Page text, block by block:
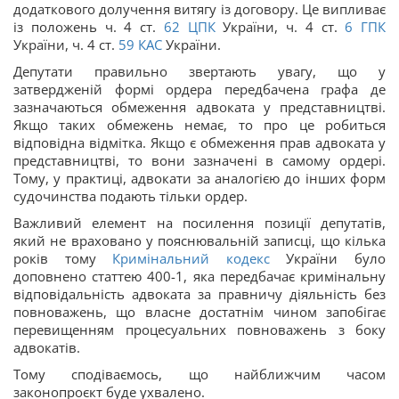
додаткового долучення витягу із договору. Це випливає
із положень ч. 4 ст. 62 ЦПКУкраїни, ч. 4 ст. 6 ГПК
України, ч. 4 ст. 59 КАС України.
Депутати правильно звертають увагу, що у
затвердженій формі ордера передбачена графа де
зазначаються обмеження адвоката у представництві.
Якщо таких обмежень немає, то про це робиться
відповідна відмітка. Якщо є обмеження прав адвоката у
представництві, то вони зазначені в самому ордері.
Тому, у практиці, адвокати за аналогією до інших форм
судочинства подають тільки ордер.
Важливий елемент на посилення позиції депутатів,
який не враховано у пояснювальній записці, що кілька
років тому Кримінальний кодексУкраїни було
доповнено статтею 400-1, яка передбачає кримінальну
відповідальність адвоката за правничу діяльність без
повноважень, що власне достатнім чином запобігає
перевищенням процесуальних повноважень з боку
адвокатів.
Тому сподіваємось, що найближчим часом
законопроєкт буде ухвалено.